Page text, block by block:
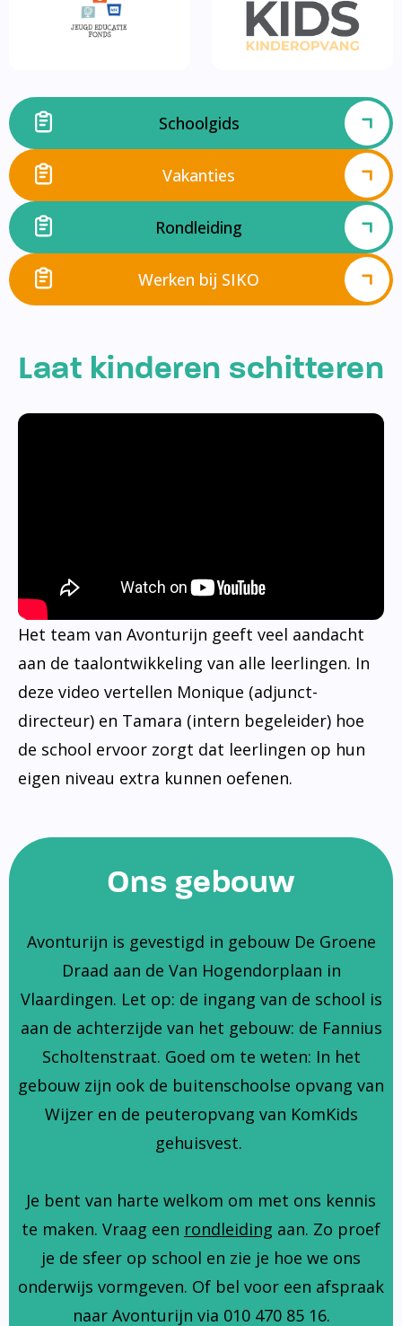
Schoolgids
Vakanties
Rondleiding
Werken bij SIKO
Laat kinderen schitteren
Het team van Avonturijn geeft veel aandacht
aan de taalontwikkeling van alle leerlingen. In
deze video vertellen Monique (adjunct-
directeur) en Tamara (intern begeleider) hoe
de school ervoor zorgt dat leerlingen op hun
eigen niveau extra kunnen oefenen.
Ons gebouw
Avonturijn is gevestigd in gebouw De Groene
Draad aan de Van Hogendorplaan in
Vlaardingen. Let op: de ingang van de school is
aan de achterzijde van het gebouw: de Fannius
Scholtenstraat. Goed om te weten: In het
gebouw zijn ook de buitenschoolse opvang van
Wijzer en de peuteropvang van KomKids
gehuisvest.
Je bent van harte welkom om met ons kennis
te maken. Vraag een rondleiding aan. Zo proef
je de sfeer op school en zie je hoe we ons
onderwijs vormgeven. Of bel voor een afspraak
naar Avonturijn via 010 470 85 16.